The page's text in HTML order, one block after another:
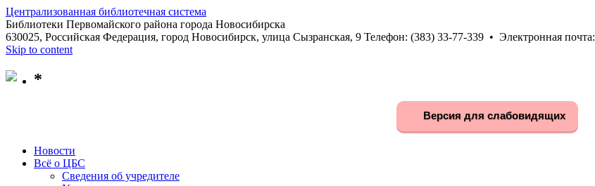
Централизованная библиотечная система
Библиотеки Первомайского района города Новосибирска
630025, Российская Федерация, город Новосибирск, улица Сызранская, 9 Телефон: (383) 33-77-339 • Электронная почта:
Skip to content
*
Версия для слабовидящих
Новости
Всё о ЦБС
Сведения об учредителе